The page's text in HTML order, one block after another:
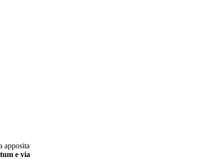
apposita
e via